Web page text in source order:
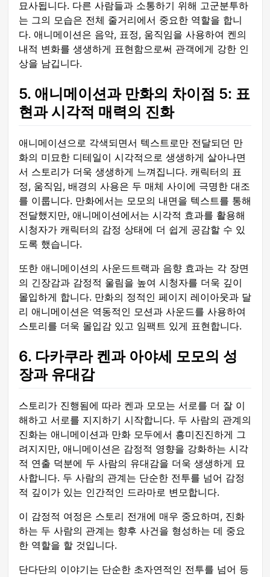
묘사됩니다. 다른 사람들과 소통하기 위해 고군분투하
는 그의 모습은 전체 줄거리에서 중요한 역할을 합니
다. 애니메이션은 음악, 표정, 움직임을 사용하여 켄의
내적 변화를 생생하게 표현함으로써 관객에게 강한 인
상을 남깁니다.
5. 애니메이션과 만화의 차이점 5: 표
현과 시각적 매력의 진화
애니메이션으로 각색되면서 텍스트로만 전달되던 만
화의 미묘한 디테일이 시각적으로 생생하게 살아나면
서 스토리가 더욱 생생하게 느껴집니다. 캐릭터의 표
정, 움직임, 배경의 사용은 두 매체 사이에 극명한 대조
를 이룹니다. 만화에서는 모모의 내면을 텍스트를 통해
전달했지만, 애니메이션에서는 시각적 효과를 활용해
시청자가 캐릭터의 감정 상태에 더 쉽게 공감할 수 있
도록 했습니다.
또한 애니메이션의 사운드트랙과 음향 효과는 각 장면
의 긴장감과 감정적 울림을 높여 시청자를 더욱 깊이
몰입하게 합니다. 만화의 정적인 페이지 레이아웃과 달
리 애니메이션은 역동적인 모션과 사운드를 사용하여
스토리를 더욱 몰입감 있고 임팩트 있게 표현합니다.
6. 다카쿠라 켄과 아야세 모모의 성
장과 유대감
스토리가 진행됨에 따라 켄과 모모는 서로를 더 잘 이
해하고 서로를 지지하기 시작합니다. 두 사람의 관계의
진화는 애니메이션과 만화 모두에서 흥미진진하게 그
려지지만, 애니메이션은 감정적 영향을 강화하는 시각
적 연출 덕분에 두 사람의 유대감을 더욱 생생하게 묘
사합니다. 두 사람의 관계는 단순한 전투를 넘어 감정
적 깊이가 있는 인간적인 드라마로 변모합니다.
이 감정적 여정은 스토리 전개에 매우 중요하며, 진화
하는 두 사람의 관계는 향후 사건을 형성하는 데 중요
한 역할을 할 것입니다.
단다단의 이야기는 단순한 초자연적인 전투를 넘어 등